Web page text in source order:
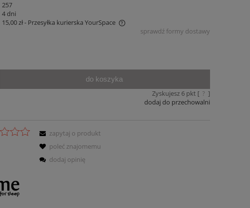
257
4 dni
15,00 zł- Przesyłka kurierska YourSpace
sprawdź formy dostawy
do koszyka
Zyskujesz 6pkt [ ? ]
dodaj do przechowalni
zapytaj o produkt
poleć znajomemu
dodaj opinię